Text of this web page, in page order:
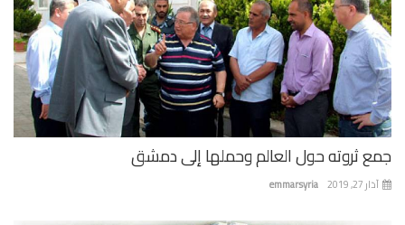
جمع ثروته حول العالم وحملها إلى دمشق
emmarsyria آذار 27, 2019